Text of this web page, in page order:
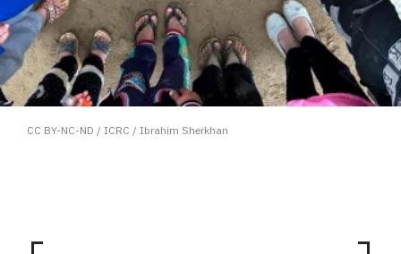
CC BY-NC-ND / ICRC / Ibrahim Sherkhan